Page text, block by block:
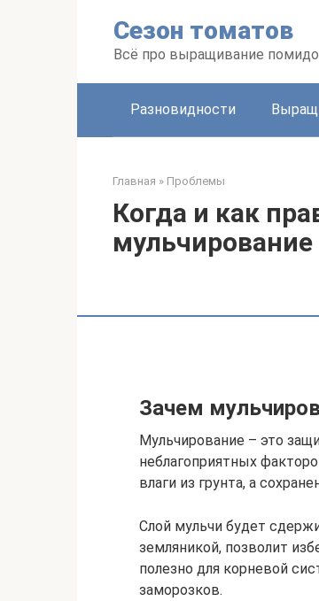
Сезон томатов
Всё про выращивание
Разновидности
Главная » Проблемы
Когда и как
Зачем
Мульчирование – это
неблагоприятных
влаги из грунта, а
Слой мульчи будет
земляникой, позволит
полезно для корневой
заморозков.